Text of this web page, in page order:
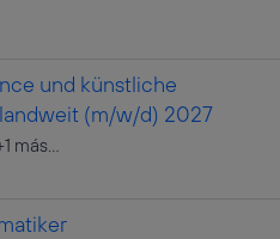
und künstliche
(m/w/d) 2027
más…